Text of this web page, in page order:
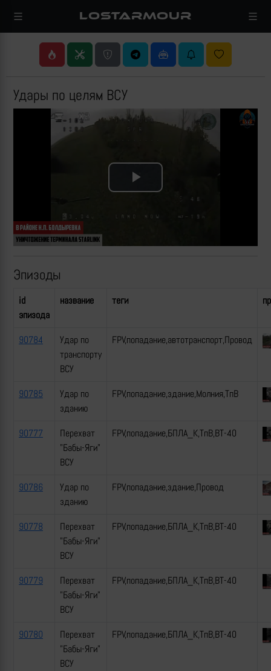
LOSTARMOUR
Удары по целям ВСУ
Play
Video
Эпизоды
id
эпизода
название теги
90784
Удар по
транспорту
ВСУ
FPV,попадание,автотранспорт,Провод
90785
Удар по
зданию
FPV,попадание,здание,Молния,ТпВ
90777
Перехват
"Бабы-Яги"
ВСУ
FPV,попадание,БПЛА_К,ТпВ,ВТ-40
90786
Удар по
зданию
FPV,попадание,здание,Провод
90778
Перехват
"Бабы-Яги"
ВСУ
FPV,попадание,БПЛА_К,ТпВ,ВТ-40
90779
Перехват
"Бабы-Яги"
ВСУ
FPV,попадание,БПЛА_К,ТпВ,ВТ-40
90780
Перехват
"Бабы-Яги"
ВСУ
FPV,попадание,БПЛА_К,ТпВ,ВТ-40